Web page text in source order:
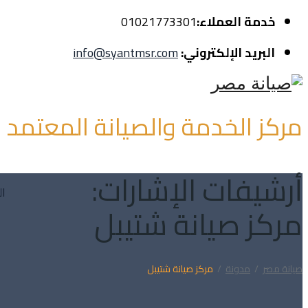
خدمة العملاء:01021773301
البريد الإلكتروني:info@syantmsr.com
مركز الخدمة والصيانة المعتمد
أرشيفات الإشارات:
مركز صيانة شتيبل
صيانة مصر / مدونة / مركز صيانة شتيبل